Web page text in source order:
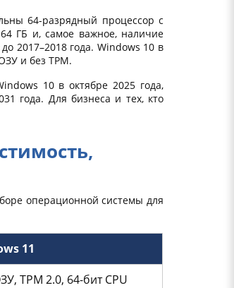
64-разрядный процессор с
ГБ и, самое важное, наличие
2017–2018 года. Windows 10 в
и без TPM.
10 в октябре 2025 года,
года. Для бизнеса и тех, кто
операционной системы для
11
TPM 2.0, 64-бит CPU